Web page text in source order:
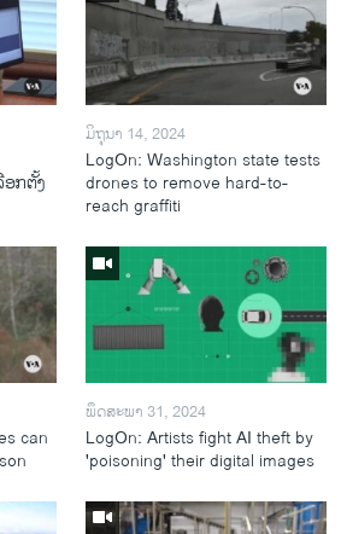
ກຕັ້ງ
ມິຖຸນາ 14, 2024
LogOn: Washington state tests
drones to remove hard-to-
reach graffiti
can
ພຶດສະພາ 31, 2024
LogOn: Artists fight AI theft by
'poisoning' their digital images